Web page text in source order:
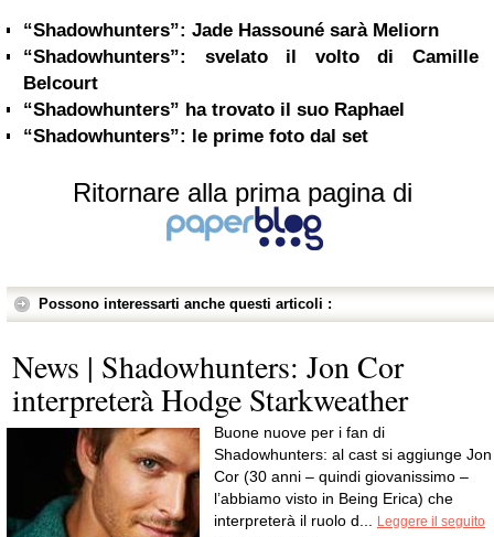
“Shadowhunters”: Jade Hassouné sarà Meliorn
“Shadowhunters”: svelato il volto di Camille
Belcourt
“Shadowhunters” ha trovato il suo Raphael
“Shadowhunters”: le prime foto dal set
Ritornare alla prima pagina di
Possono interessarti anche questi articoli :
News | Shadowhunters: Jon Cor
interpreterà Hodge Starkweather
Buone nuove per i fan di
Shadowhunters: al cast si aggiunge Jon
Cor (30 anni – quindi giovanissimo –
l’abbiamo visto in Being Erica) che
interpreterà il ruolo d...
Leggere il seguito